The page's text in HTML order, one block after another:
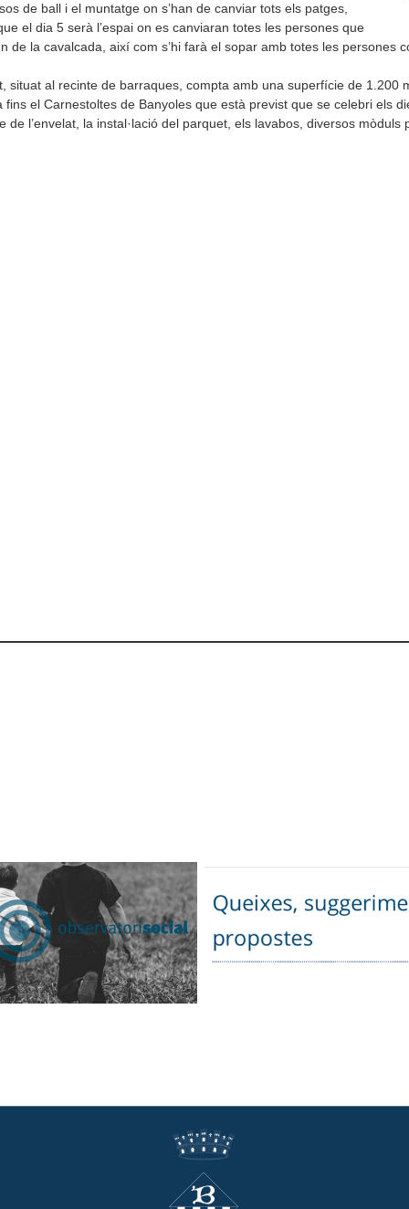
de ball i el muntatge on s’han de canviar tots els patges,
el dia 5 serà l’espai on es canviaran totes les persones que
de la cavalcada, així com s’hi farà el sopar amb totes les persones
situat al recinte de barraques, compta amb una superfície de 1.200
fins el Carnestoltes de Banyoles que està previst que se celebri els
de l’envelat, la instal·lació del parquet, els lavabos, diversos